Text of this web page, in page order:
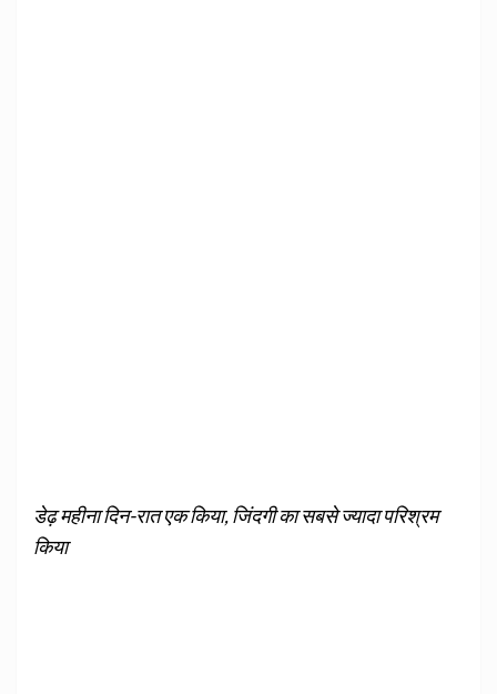
डेढ़ महीना दिन-रात एक किया, जिंदगी का सबसे ज्यादा परिश्रम
किया